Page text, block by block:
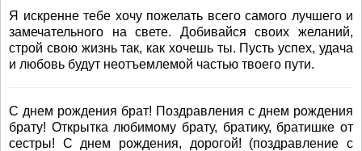
Я искренне тебе хочу пожелать всего самого лучшего и
замечательного на свете. Добивайся своих желаний,
строй свою жизнь так, как хочешь ты. Пусть успех, удача
и любовь будут неотъемлемой частью твоего пути.
С днем рождения брат! Поздравления с днем рождения
брату! Открытка любимому брату, братику, братишке от
сестры! С днем рождения, дорогой! (поздравление с